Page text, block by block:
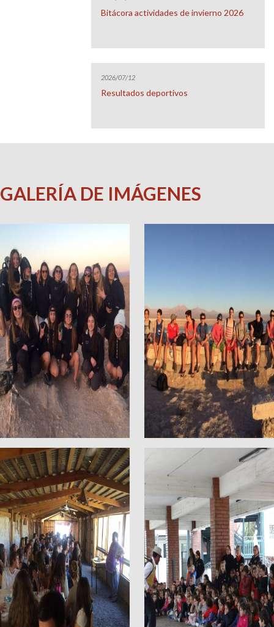
Bitácora actividades de invierno 2026
2026/07/12
Resultados deportivos
GALERÍA DE IMÁGENES